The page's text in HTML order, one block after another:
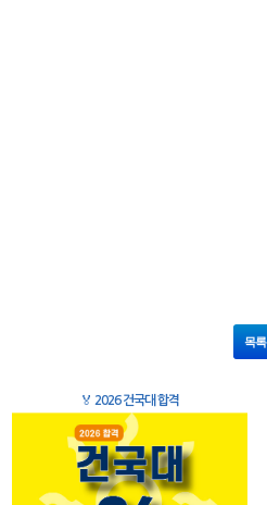
목록
🏅 2026 건국대 합격